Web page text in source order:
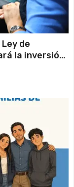
de
la inversión